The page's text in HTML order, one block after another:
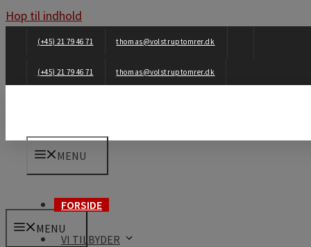
Hop til indhold
(+45) 21 79 46 71 thomas@volstruptomrer.dk
(+45) 21 79 46 71 thomas@volstruptomrer.dk
MENU
FORSIDE
VI TILBYDER
MENU